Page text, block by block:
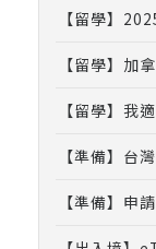
【留學】
【留學】加
【留學】我
【準備】台
【準備】申